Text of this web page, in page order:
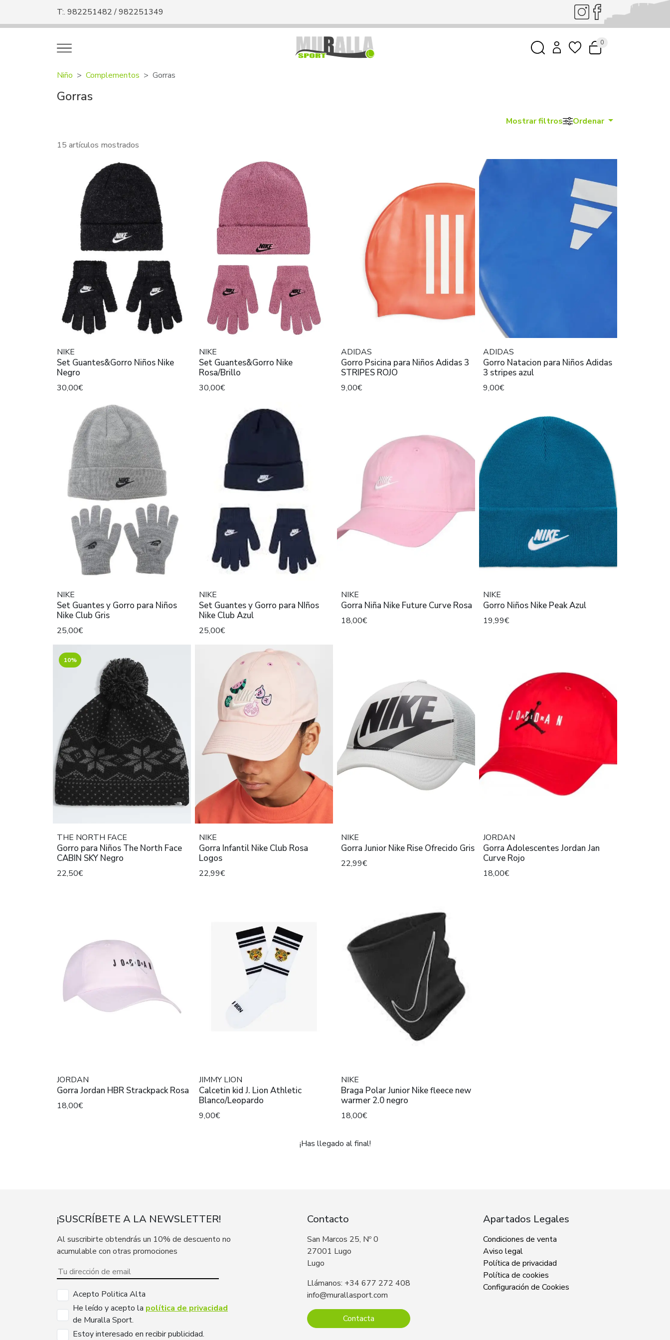
T:. 982251482 / 982251349
0
Niño Complementos Gorras
Gorras
Mostrar filtros Ordenar
15 artículos mostrados
NIKE
Set Guantes&Gorro Niños Nike
Negro
30,00€
NIKE
Set Guantes&Gorro Nike
Rosa/Brillo
30,00€
ADIDAS
Gorro Psicina para Niños Adidas 3
STRIPES ROJO
9,00€
ADIDAS
Gorro Natacion para Niños Adidas
3 stripes azul
9,00€
NIKE
Set Guantes y Gorro para Niños
Nike Club Gris
25,00€
NIKE
Set Guantes y Gorro para NIños
Nike Club Azul
25,00€
NIKE
Gorra Niña Nike Future Curve Rosa
18,00€
NIKE
Gorro Niños Nike Peak Azul
19,99€
10%
THE NORTH FACE
Gorro para Niños The North Face
CABIN SKY Negro
22,50€
NIKE
Gorra Infantil Nike Club Rosa
Logos
22,99€
NIKE
Gorra Junior Nike Rise Ofrecido Gris
22,99€
JORDAN
Gorra Adolescentes Jordan Jan
Curve Rojo
18,00€
JORDAN
Gorra Jordan HBR Strackpack Rosa
18,00€
JIMMY LION
Calcetin kid J. Lion Athletic
Blanco/Leopardo
9,00€
NIKE
Braga Polar Junior Nike fleece new
warmer 2.0 negro
18,00€
¡Has llegado al final!
¡SUSCRÍBETE A LA NEWSLETTER!
Al suscribirte obtendrás un 10% de descuento no
acumulable con otras promociones
Acepto Politica Alta
He leído y acepto la política de privacidad
de Muralla Sport.
Estoy interesado en recibir publicidad.
Contacto
San Marcos 25, Nº 0
27001 Lugo
Lugo
Llámanos: +34 677 272 408
info@murallasport.com
Contacta
Apartados Legales
Condiciones de venta
Aviso legal
Política de privacidad
Política de cookies
Configuración de Cookies